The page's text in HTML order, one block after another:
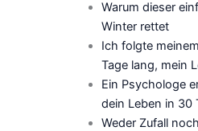
Warum dieser
Winter rettet
Ich folgte
Tage lang, mein
Ein Psychologe
dein Leben in 30
Weder Zufall